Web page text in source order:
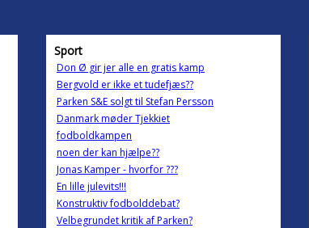
Sport
Don Ø gir jer alle en gratis kamp
Bergvold er ikke et tudefjæs??
Parken S&E solgt til Stefan Persson
Danmark møder Tjekkiet
fodboldkampen
noen der kan hjælpe??
Jonas Kamper - hvorfor ???
En lille julevits!!!
Konstruktiv fodbolddebat?
Velbegrundet kritik af Parken?